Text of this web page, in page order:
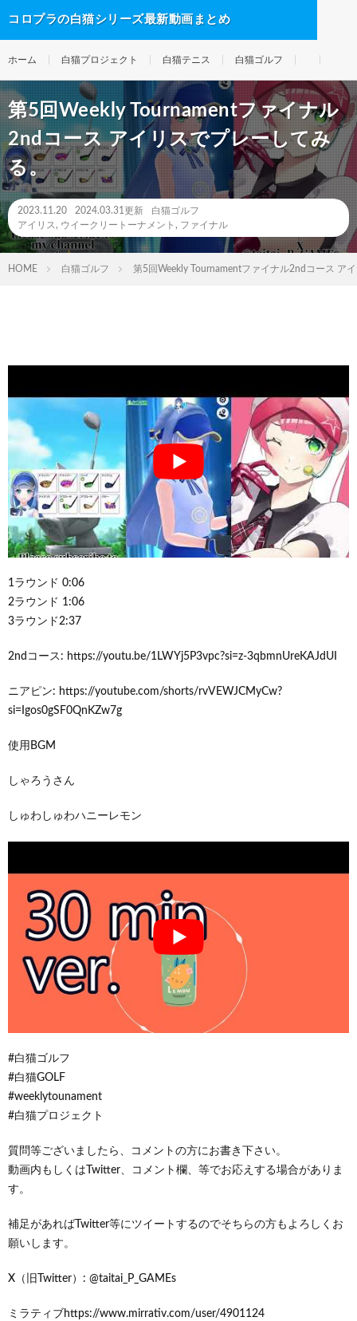
コロプラの白猫シリーズ最新動画まとめ
ホーム 白猫プロジェクト 白猫テニス 白猫ゴルフ
第5回Weekly Tournamentファイナル
2ndコース アイリスでプレーしてみ
る。
2023.11.20 2024.03.31更新
白猫ゴルフ
アイリス , ウイークリートーナメント , ファイナル
HOME 白猫ゴルフ 第5回Weekly Tournamentファイナル2ndコース ア
1ラウンド 0:06
2ラウンド 1:06
3ラウンド2:37
2ndコース: https://youtu.be/1LWYj5P3vpc?si=z-3qbmnUreKAJdUI
ニアピン: https://youtube.com/shorts/rvVEWJCMyCw?
si=Igos0gSF0QnKZw7g
使用BGM
しゃろうさん
しゅわしゅわハニーレモン
#白猫ゴルフ
#白猫GOLF
#weeklytounament
#白猫プロジェクト
質問等ございましたら、コメントの方にお書き下さい。
動画内もしくはTwitter、コメント欄、等でお応えする場合がありま
す。
補足があればTwitter等にツイートするのでそちらの方もよろしくお
願いします。
X（旧Twitter）: @taitai_P_GAMEs
ミラティブhttps://www.mirrativ.com/user/4901124